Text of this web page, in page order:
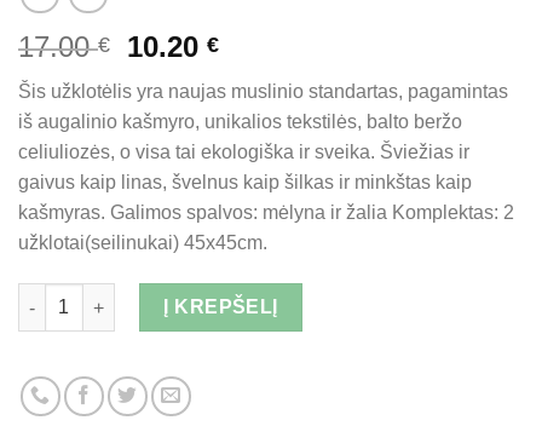
17.00€
Original
was:
17.00 €.
10.20€Current
price
is:
10.20 €.
Šis užklotėlis yra naujas muslinio standartas, pagamintas
iš augalinio kašmyro, unikalios tekstilės, balto beržo
celiuliozės, o visa tai ekologiška ir sveika. Šviežias ir
gaivus kaip linas, švelnus kaip šilkas ir minkštas kaip
kašmyras. Galimos spalvos: mėlyna ir žalia Komplektas: 2
užklotai(seilinukai) 45x45cm.
Kiekis
Į KREPŠELĮ